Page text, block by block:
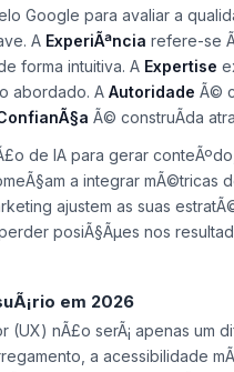
E-A-T
Google para avaliar a
AExperiÃªncia refere-se
forma intuitiva. AExpertise
abordado. AAutoridadeÃ©
Ã© construÃ­da
de IA para gerar
a integrar mÃ©tricas
ajustem as suas
posiÃ§Ãµes nos
em 2026
(UX) nÃ£o serÃ¡ apenas um